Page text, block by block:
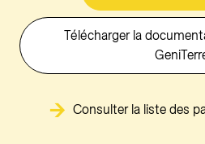
Télécharger la
Consulter la liste des